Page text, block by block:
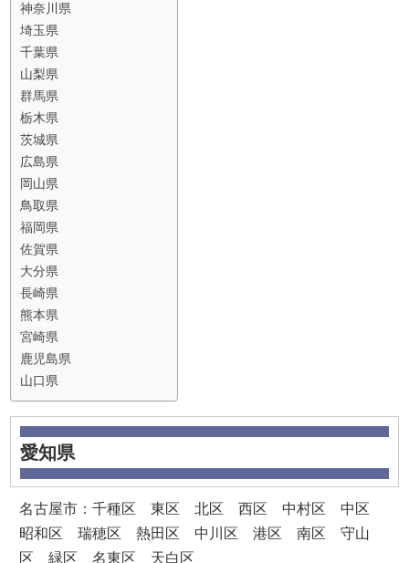
神奈川県
埼玉県
千葉県
山梨県
群馬県
栃木県
茨城県
広島県
岡山県
鳥取県
福岡県
佐賀県
大分県
長崎県
熊本県
宮崎県
鹿児島県
山口県
愛知県
名古屋市：千種区 東区 北区 西区 中村区 中区
昭和区 瑞穂区 熱田区 中川区 港区 南区 守山
区 緑区 名東区 天白区